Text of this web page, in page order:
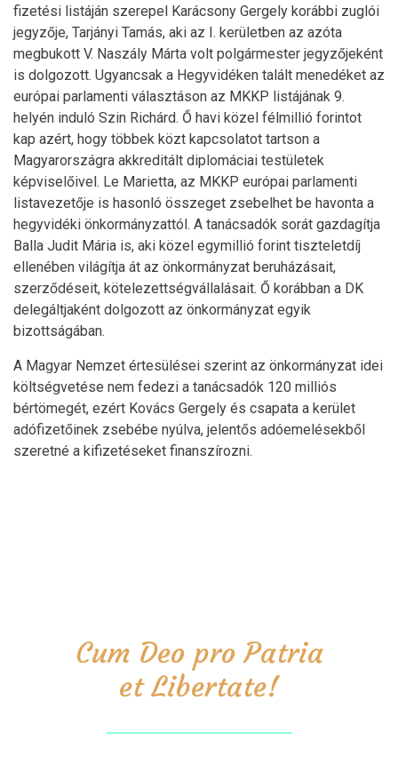
fizetési listáján szerepel Karácsony Gergely korábbi zuglói
jegyzője, Tarjányi Tamás, aki az I. kerületben az azóta
megbukott V. Naszály Márta volt polgármester jegyzőjeként
is dolgozott. Ugyancsak a Hegyvidéken talált menedéket az
európai parlamenti választáson az MKKP listájának 9.
helyén induló Szin Richárd. Ő havi közel félmillió forintot
kap azért, hogy többek közt kapcsolatot tartson a
Magyarországra akkreditált diplomáciai testületek
képviselőivel. Le Marietta, az MKKP európai parlamenti
listavezetője is hasonló összeget zsebelhet be havonta a
hegyvidéki önkormányzattól. A tanácsadók sorát gazdagítja
Balla Judit Mária is, aki közel egymillió forint tiszteletdíj
ellenében világítja át az önkormányzat beruházásait,
szerződéseit, kötelezettségvállalásait. Ő korábban a DK
delegáltjaként dolgozott az önkormányzat egyik
bizottságában.
A Magyar Nemzet értesülései szerint az önkormányzat idei
költségvetése nem fedezi a tanácsadók 120 milliós
bértömegét, ezért Kovács Gergely és csapata a kerület
adófizetőinek zsebébe nyúlva, jelentős adóemelésekből
szeretné a kifizetéseket finanszírozni.
Cum Deo pro Patria
et Libertate!